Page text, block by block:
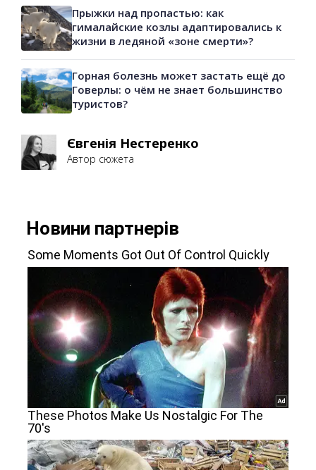
Прыжки над пропастью: как
гималайские козлы адаптировались к
жизни в ледяной «зоне смерти»?
Горная болезнь может застать ещё до
Говерлы: о чём не знает большинство
туристов?
Євгенія Нестеренко
Автор сюжета